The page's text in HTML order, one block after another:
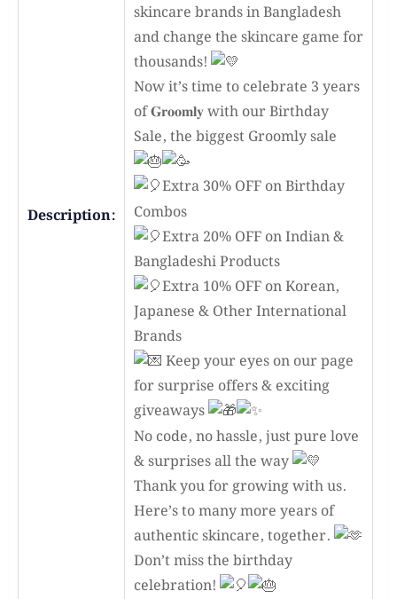
Description:
skincare brands in Bangladesh
and change the skincare game for
thousands!
Now it’s time to celebrate 3 years
of 𝐆𝐫𝐨𝐨𝐦𝐥𝐲 with our Birthday
Sale, the biggest Groomly sale
Extra 30% OFF on Birthday
Combos
Extra 20% OFF on Indian &
Bangladeshi Products
Extra 10% OFF on Korean,
Japanese & Other International
Brands
Keep your eyes on our page
for surprise offers & exciting
giveaways
No code, no hassle, just pure love
& surprises all the way
Thank you for growing with us.
Here’s to many more years of
authentic skincare, together.
Don’t miss the birthday
celebration!